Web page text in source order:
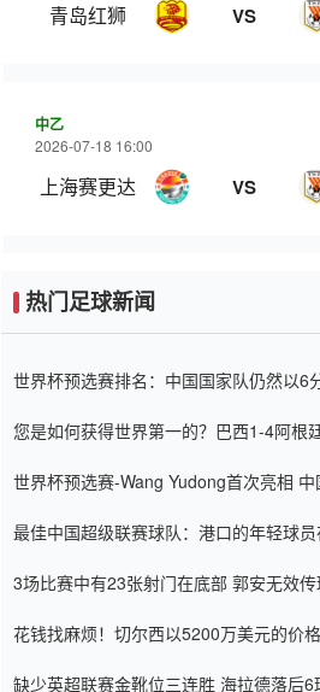
青岛红狮 VS
中乙
2026-07-18 16:00
上海赛更达 VS
热门足球新闻
世界杯预选赛排名：中国国家队仍然以6
您是如何获得世界第一的？巴西1-4阿根
世界杯预选赛-Wang Yudong首次亮相 中
最佳中国超级联赛球队：港口的年轻球
3场比赛中有23张射门在底部 郭安无效
花钱找麻烦！切尔西以5200万美元的价
缺少英超联赛金靴位三连胜 海拉德落后6